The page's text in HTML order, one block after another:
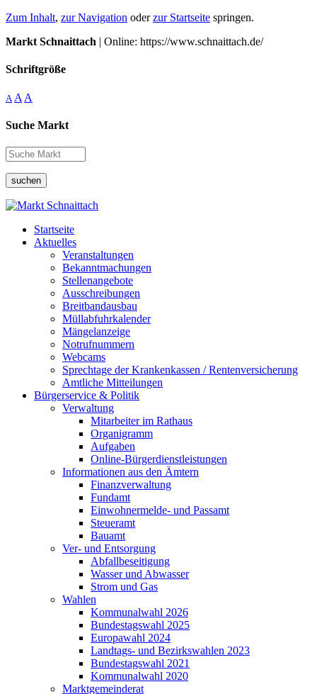
Zum Inhalt, zur Navigation oderzur Startseite springen.
Markt Schnaittach | Online: https://www.schnaittach.de/
Schriftgröße
A A A
Suche Markt
suchen
Startseite
Aktuelles
Veranstaltungen
Bekanntmachungen
Stellenangebote
Ausschreibungen
Breitbandausbau
Müllabfuhrkalender
Mängelanzeige
Notrufnummern
Webcams
Sprechtage der Krankenkassen / Rentenversicherung
Amtliche Mitteilungen
Bürgerservice & Politik
Verwaltung
Mitarbeiter im Rathaus
Organigramm
Aufgaben
Online-Bürgerdienstleistungen
Informationen aus den Ämtern
Finanzverwaltung
Fundamt
Einwohnermelde- und Passamt
Steueramt
Bauamt
Ver- und Entsorgung
Abfallbeseitigung
Wasser und Abwasser
Strom und Gas
Wahlen
Kommunalwahl 2026
Bundestagswahl 2025
Europawahl 2024
Landtags- und Bezirkswahlen 2023
Bundestagswahl 2021
Kommunalwahl 2020
Marktgemeinderat